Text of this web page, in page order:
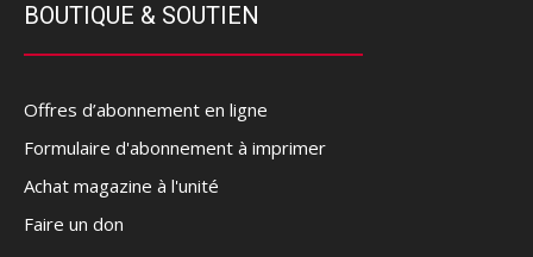
BOUTIQUE & SOUTIEN
Offres d’abonnement en ligne
Formulaire d'abonnement à imprimer
Achat magazine à l'unité
Faire un don